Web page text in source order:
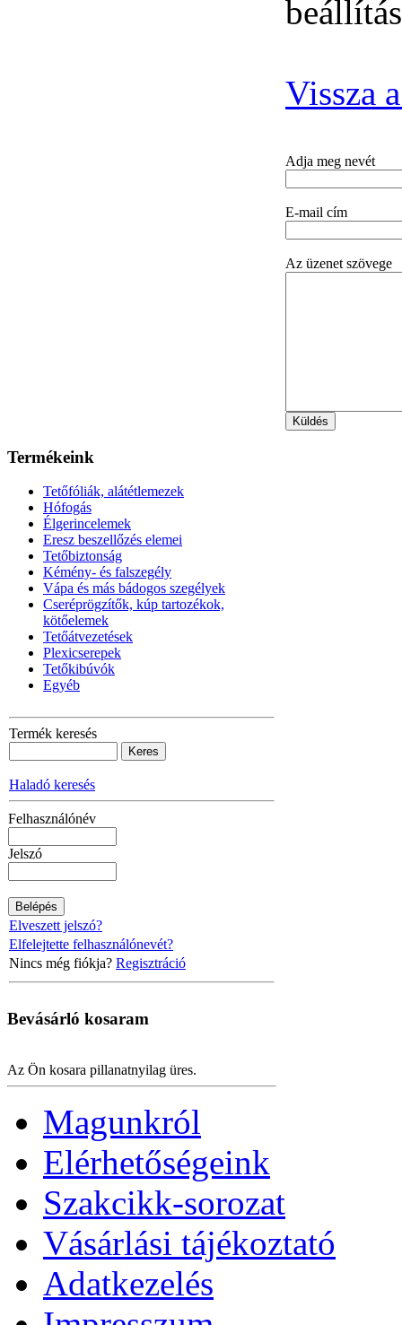
Vissza
Adja meg nevét
E-mail cím
Az üzenet szövege
Termékeink
Tetőfóliák, alátétlemezek
Hófogás
Élgerincelemek
Eresz beszellőzés elemei
Tetőbiztonság
Kémény- és falszegély
Vápa és más bádogos szegélyek
Cseréprögzítők, kúp tartozékok,
kötőelemek
Tetőátvezetések
Plexicserepek
Tetőkibúvók
Egyéb
Termék keresés
Haladó keresés
Felhasználónév
Jelszó
Elveszett jelszó?
Elfelejtette felhasználónevét?
Nincs még fiókja? Regisztráció
Bevásárló kosaram
Az Ön kosara pillanatnyilag üres.
Magunkról
Elérhetőségeink
Szakcikk-sorozat
Vásárlási tájékoztató
Adatkezelés